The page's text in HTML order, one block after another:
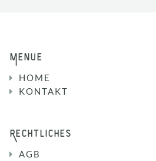
Menue
HOME
KONTAKT
Rechtliches
AGB